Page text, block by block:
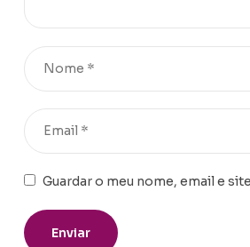
Guardar o meu nome, email e